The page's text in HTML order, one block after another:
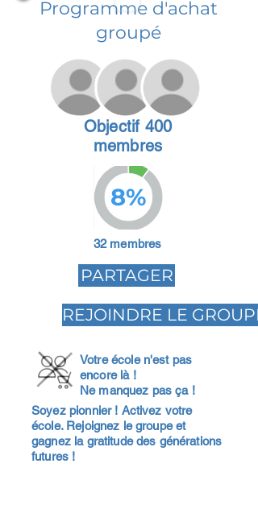
Programme d'achat
groupé
Objectif 400
membres
8%
32 membres
PARTAGER
REJOINDRE LE GROUPE
Votre école n'est pas
encore là !
Ne manquez pas ça !
Soyez pionnier ! Activez votre
école. Rejoignez le groupe et
gagnez la gratitude des générations
futures !